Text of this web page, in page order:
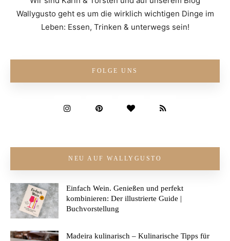
Wallygusto geht es um die wirklich wichtigen Dinge im
Leben: Essen, Trinken & unterwegs sein!
FOLGE UNS
NEU AUF WALLYGUSTO
Einfach Wein. Genießen und perfekt
kombinieren: Der illustrierte Guide |
Buchvorstellung
Madeira kulinarisch – Kulinarische Tipps für